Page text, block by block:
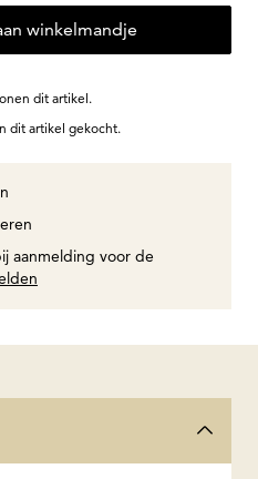
winkelmandje
dit artikel.
dit artikel gekocht.
aanmelding voor de